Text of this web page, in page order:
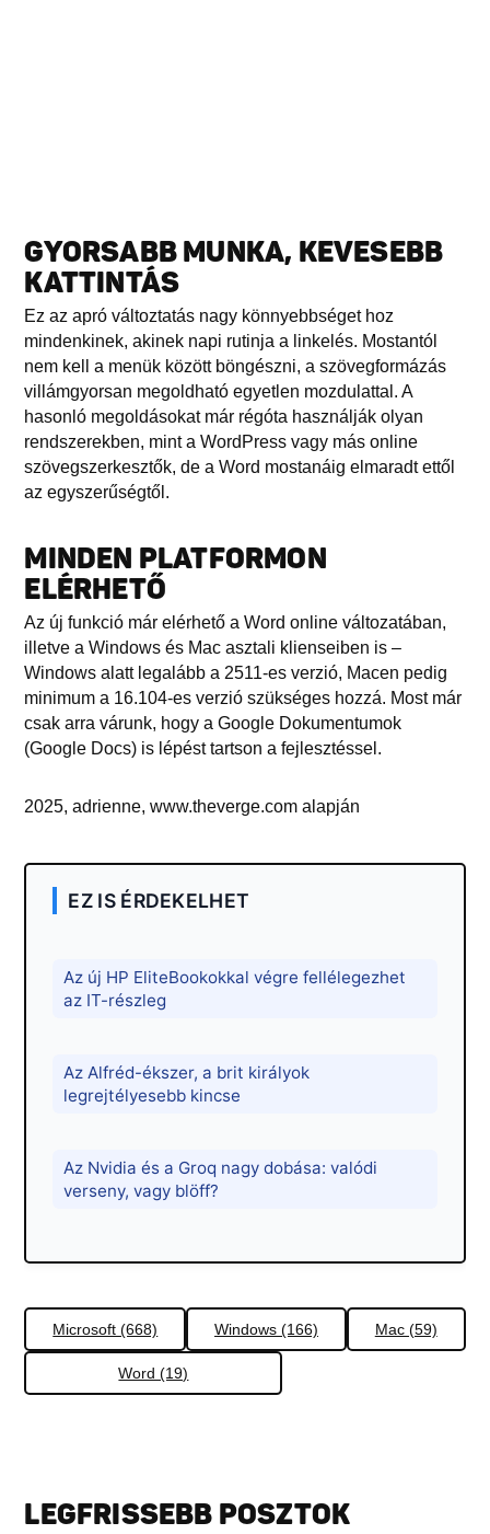
GYORSABB MUNKA, KEVESEBB
KATTINTÁS
Ez az apró változtatás nagy könnyebbséget hoz
mindenkinek, akinek napi rutinja a linkelés. Mostantól
nem kell a menük között böngészni, a szövegformázás
villámgyorsan megoldható egyetlen mozdulattal. A
hasonló megoldásokat már régóta használják olyan
rendszerekben, mint a WordPress vagy más online
szövegszerkesztők, de a Word mostanáig elmaradt ettől
az egyszerűségtől.
MINDEN PLATFORMON
ELÉRHETŐ
Az új funkció már elérhető a Word online változatában,
illetve a Windows és Mac asztali klienseiben is –
Windows alatt legalább a 2511-es verzió, Macen pedig
minimum a 16.104-es verzió szükséges hozzá. Most már
csak arra várunk, hogy a Google Dokumentumok
(Google Docs) is lépést tartson a fejlesztéssel.
2025, adrienne, www.theverge.com alapján
EZ IS ÉRDEKELHET
Az új HP EliteBookokkal végre fellélegezhet
az IT-részleg
Az Alfréd-ékszer, a brit királyok
legrejtélyesebb kincse
Az Nvidia és a Groq nagy dobása: valódi
verseny, vagy blöff?
Microsoft (668) Windows (166) Mac (59)
Word (19)
LEGFRISSEBB POSZTOK